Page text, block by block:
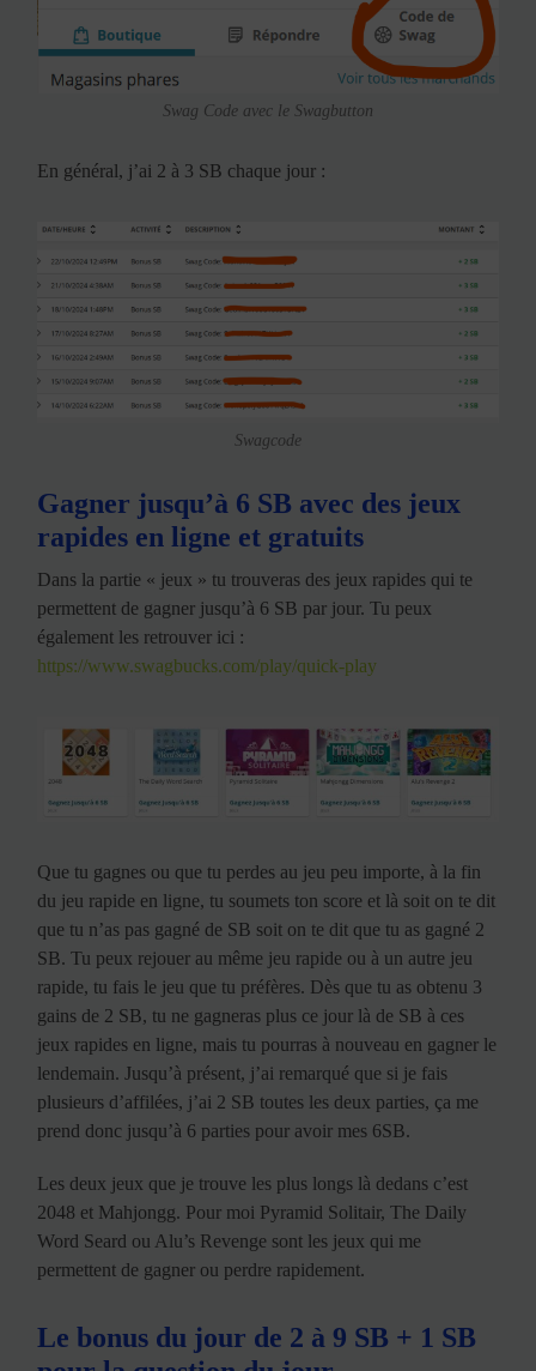
Swag Code avec le Swagbutton
En général, j’ai 2 à 3 SB chaque jour :
Swagcode
Gagner jusqu’à 6 SB avec des jeux
rapides en ligne et gratuits
Dans la partie « jeux » tu trouveras des jeux rapides qui te
permettent de gagner jusqu’à 6 SB par jour. Tu peux
également les retrouver ici :
https://www.swagbucks.com/play/quick-play
Que tu gagnes ou que tu perdes au jeu peu importe, à la fin
du jeu rapide en ligne, tu soumets ton score et là soit on te dit
que tu n’as pas gagné de SB soit on te dit que tu as gagné 2
SB. Tu peux rejouer au même jeu rapide ou à un autre jeu
rapide, tu fais le jeu que tu préfères. Dès que tu as obtenu 3
gains de 2 SB, tu ne gagneras plus ce jour là de SB à ces
jeux rapides en ligne, mais tu pourras à nouveau en gagner le
lendemain. Jusqu’à présent, j’ai remarqué que si je fais
plusieurs d’affilées, j’ai 2 SB toutes les deux parties, ça me
prend donc jusqu’à 6 parties pour avoir mes 6SB.
Les deux jeux que je trouve les plus longs là dedans c’est
2048 et Mahjongg. Pour moi Pyramid Solitair, The Daily
Word Seard ou Alu’s Revenge sont les jeux qui me
permettent de gagner ou perdre rapidement.
Le bonus du jour de 2 à 9 SB + 1 SB